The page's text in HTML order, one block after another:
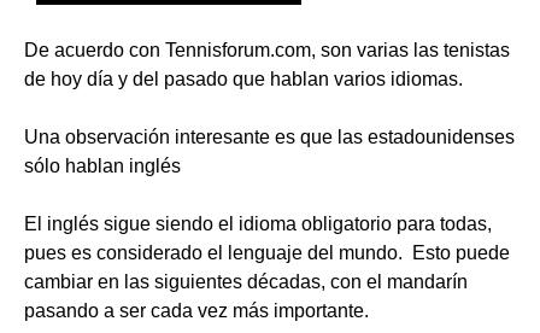
De acuerdo con Tennisforum.com, son varias las tenistas
de hoy día y del pasado que hablan varios idiomas.
Una observación interesante es que las estadounidenses
sólo hablan inglés
El inglés sigue siendo el idioma obligatorio para todas,
pues es considerado el lenguaje del mundo. Esto puede
cambiar en las siguientes décadas, con el mandarín
pasando a ser cada vez más importante.